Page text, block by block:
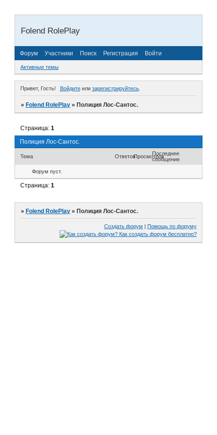
Folend RolePlay
Форум Участники Поиск Регистрация Войти
Активные темы
Привет, Гость! Войдитеили зарегистрируйтесь.
»Folend RolePlay »Полиция Лос-Сантос.
Полиция Лос-Сантос.
Страница:1
Тема ОтветовПросмотровПоследнее
сообщение
Форум пуст.
Страница:1
»Folend RolePlay »Полиция Лос-Сантос.
Создать форум Помощь по форуму